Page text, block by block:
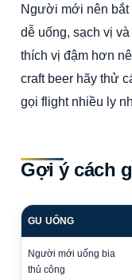
Người mới nên bắt
dễ uống, sạch vị
thích vị đậm hơn
craft beer hãy thử
gọi flight nhiều ly
Gợi ý cách
GU UỐNG
Người mới uống bia
thủ công